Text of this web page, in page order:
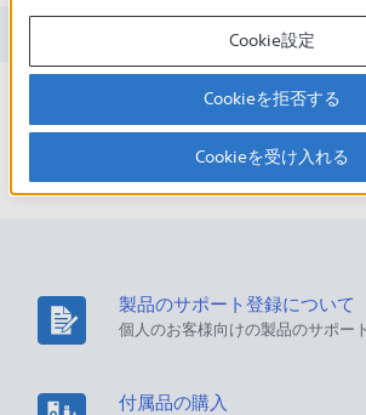
対象製
mocopiのセンサーは、慣性センサーを採用し
ります。
製品のサポート登録について
個人のお客様向けの製品のサポー
付属品の購入
Cookie設定
Cookieを拒否する
Cookieを受け入れる